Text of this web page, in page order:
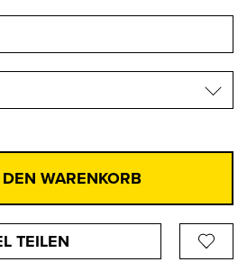
WARENKORB
TEILEN